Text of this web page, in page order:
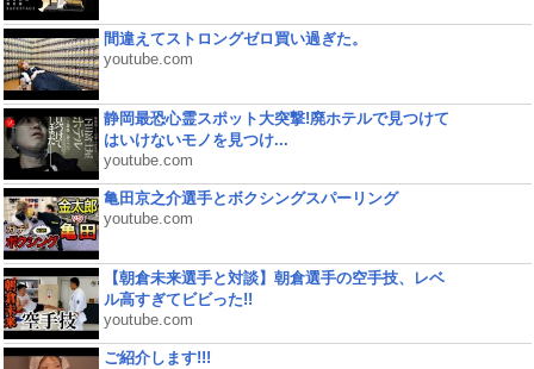
間違えてストロングゼロ買い過ぎた。
youtube.com
静岡最恐心霊スポット大突撃!廃ホテルで見つけて
はいけないモノを見つけ...
youtube.com
亀田京之介選手とボクシングスパーリング
youtube.com
【朝倉未来選手と対談】朝倉選手の空手技、レベ
ル高すぎてビビった!!
youtube.com
ご紹介します!!!